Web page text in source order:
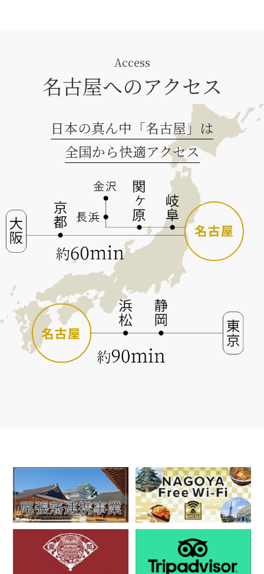
Access
名古屋へのアクセス
日本の真ん中「名古屋」は
全国から快適アクセス